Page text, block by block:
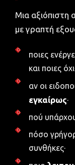
Μια αξιόπιστη
με γραπτή
ποιες
και ποιες
αν οι
εγκαίρως·
πού
πόσο
συνθήκες·